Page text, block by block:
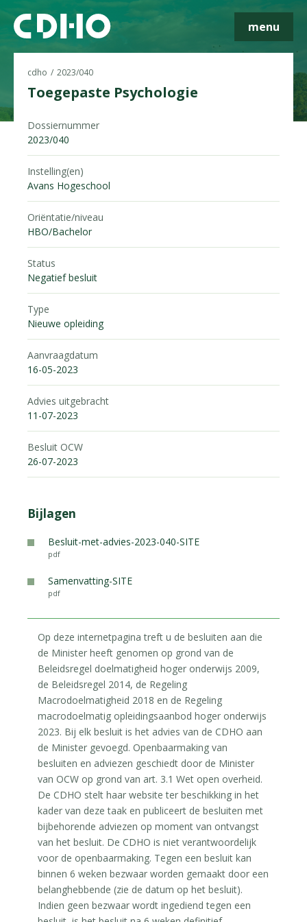
menu
cdho 2023/040
Toegepaste Psychologie
Dossiernummer
2023/040
Instelling(en)
Avans Hogeschool
Oriëntatie/niveau
HBO/Bachelor
Status
Negatief besluit
Type
Nieuwe opleiding
Aanvraagdatum
16-05-2023
Advies uitgebracht
11-07-2023
Besluit OCW
26-07-2023
Bijlagen
Besluit-met-advies-2023-040-SITE
pdf
Samenvatting-SITE
pdf
Op deze internetpagina treft u de besluiten aan die
de Minister heeft genomen op grond van de
Beleidsregel doelmatigheid hoger onderwijs 2009,
de Beleidsregel 2014, de Regeling
Macrodoelmatigheid 2018 en de Regeling
macrodoelmatig opleidingsaanbod hoger onderwijs
2023. Bij elk besluit is het advies van de CDHO aan
de Minister gevoegd. Openbaarmaking van
besluiten en adviezen geschiedt door de Minister
van OCW op grond van art. 3.1 Wet open overheid.
De CDHO stelt haar website ter beschikking in het
kader van deze taak en publiceert de besluiten met
bijbehorende adviezen op moment van ontvangst
van het besluit. De CDHO is niet verantwoordelijk
voor de openbaarmaking. Tegen een besluit kan
binnen 6 weken bezwaar worden gemaakt door een
belanghebbende (zie de datum op het besluit).
Indien geen bezwaar wordt ingediend tegen een